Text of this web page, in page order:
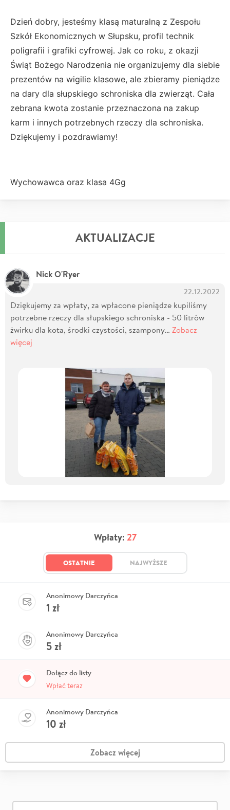
Dzień dobry, jesteśmy klasą maturalną z Zespołu
Szkół Ekonomicznych w Słupsku, profil technik
poligrafii i grafiki cyfrowej. Jak co roku, z okazji
Świąt Bożego Narodzenia nie organizujemy dla siebie
prezentów na wigilie klasowe, ale zbieramy pieniądze
na dary dla słupskiego schroniska dla zwierząt. Cała
zebrana kwota zostanie przeznaczona na zakup
karm i innych potrzebnych rzeczy dla schroniska.
Dziękujemy i pozdrawiamy!
Wychowawca oraz klasa 4Gg
AKTUALIZACJE
Nick O'Ryer
22.12.2022
Dziękujemy za wpłaty, za wpłacone pieniądze kupiliśmy
potrzebne rzeczy dla słupskiego schroniska - 50 litrów
żwirku dla kota, środki czystości, szampony… Zobacz
więcej
Wpłaty: 27
OSTATNIE NAJWYŻSZE
Anonimowy Darczyńca
1 zł
Anonimowy Darczyńca
5zł
Dołącz do listy
Wpłać teraz
Anonimowy Darczyńca
10 zł
Zobacz więcej